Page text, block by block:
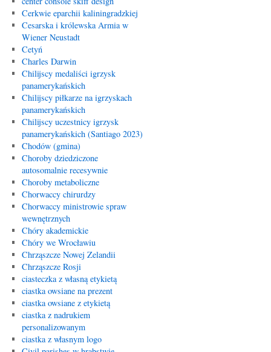
Cerkwie eparchii kaliningradzkiej
Cesarska i królewska Armia w
Wiener Neustadt
Cetyń
Charles Darwin
Chilijscy medaliści igrzysk
panamerykańskich
Chilijscy piłkarze na igrzyskach
panamerykańskich
Chilijscy uczestnicy igrzysk
panamerykańskich (Santiago 2023)
Chodów (gmina)
Choroby dziedziczone
autosomalnie recesywnie
Choroby metaboliczne
Chorwaccy chirurdzy
Chorwaccy ministrowie spraw
wewnętrznych
Chóry akademickie
Chóry we Wrocławiu
Chrząszcze Nowej Zelandii
Chrząszcze Rosji
ciasteczka z własną etykietą
ciastka owsiane na prezent
ciastka owsiane z etykietą
ciastka z nadrukiem
personalizowanym
ciastka z własnym logo